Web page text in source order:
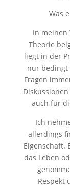
Was
In meinen
Theorie
liegt in der
nur bedingt
Fragen
auch für
Ich
allerdings
Eigenschaft.
das Leben
Respekt